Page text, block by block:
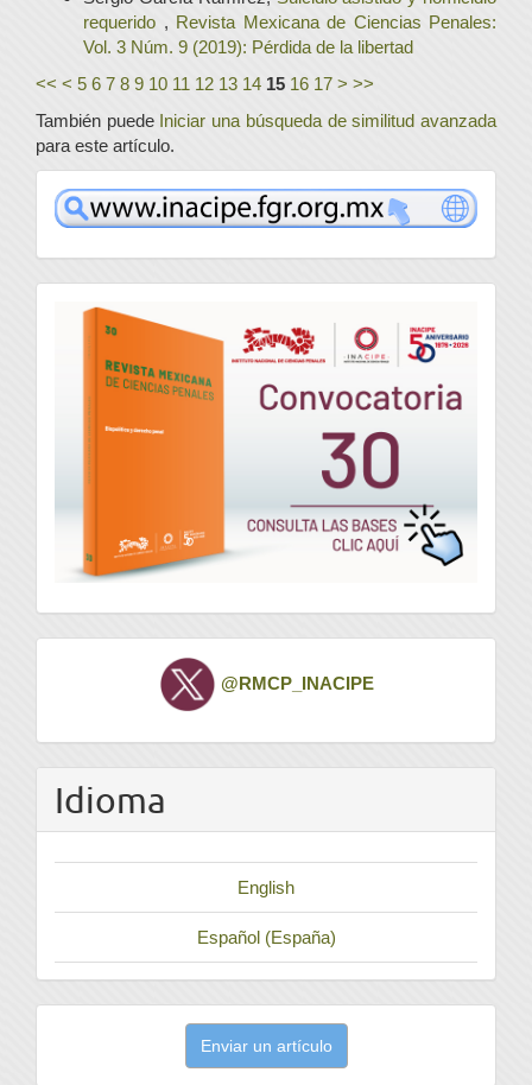
requerido , Revista Mexicana de Ciencias Penales:
Vol. 3 Núm. 9 (2019): Pérdida de la libertad
<< < 5 6 7 8 9 10 11 12 13 14 15 16 17 > >>
También puede Iniciar una búsqueda de similitud avanzada
para este artículo.
www
convocatoria
Twitter @RMCP_INACIPE
Idioma
English
Español (España)
Enviar un artículo